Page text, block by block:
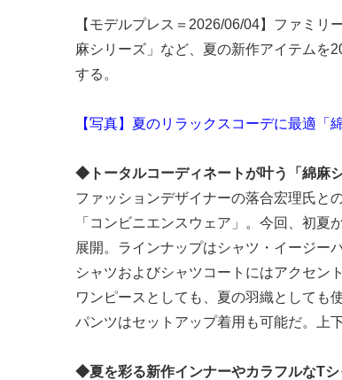
【モデルプレス＝2026/06/04】ファミ
麻シリーズ」など、夏の新作アイテムを
する。
【写真】夏のリラックスコーデに最適「
◆トータルコーディネートが叶う「綿麻シ
ファッションデザイナーの落合宏理氏と
「コンビニエンスウェア」。今回、初
展開。ラインナップはシャツ・イージー
シャツおよびシャツコートにはアクセン
ワンピースとしても、夏の羽織としても
パンツはセットアップ着用も可能だ。上
◆夏を彩る新作インナーやカラフルなT